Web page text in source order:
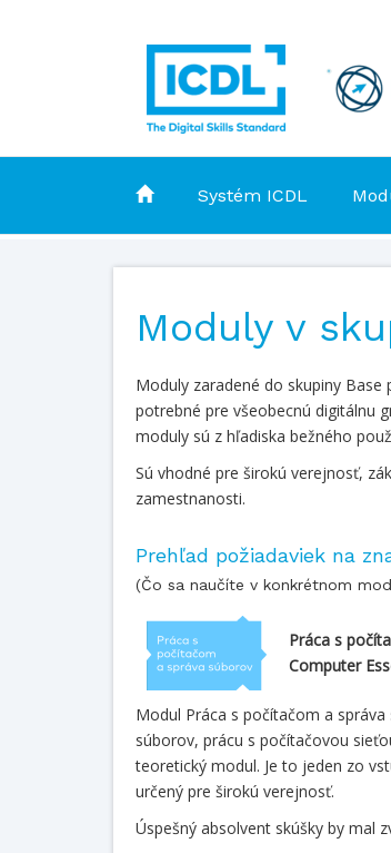
Systém ICDL
Moduly v
Moduly zaradené do skupiny
potrebné pre všeobecnú digitálnu
moduly sú z hľadiska bežného
Sú vhodné pre širokú verejnosť,
zamestnanosti.
Prehľad požiadaviek na
(Čo sa naučíte v konkrétnom
Práca s
Computer
Modul Práca s počítačom a
súborov, prácu s počítačovou
teoretický modul. Je to jeden zo
určený pre širokú verejnosť.
Úspešný absolvent skúšky by mal